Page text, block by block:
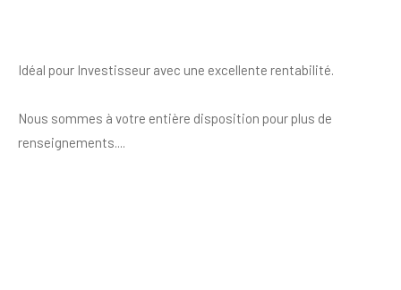
Idéal pour Investisseur avec une excellente rentabilité.
Nous sommes à votre entière disposition pour plus de
renseignements....